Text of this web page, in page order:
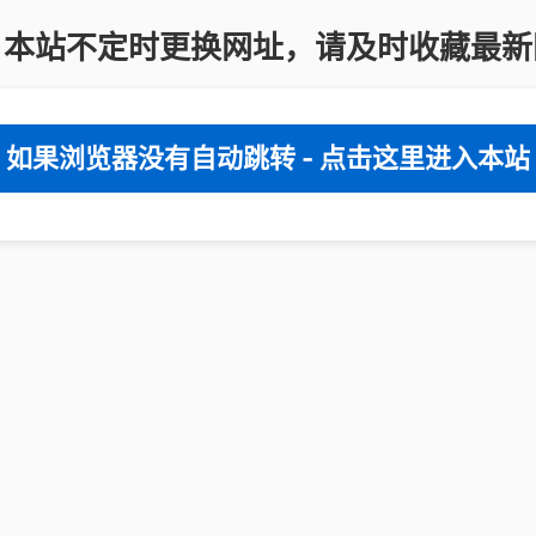
站不定时更换网址，请及时收藏最
如果浏览器没有自动跳转 - 点击这里进入本站